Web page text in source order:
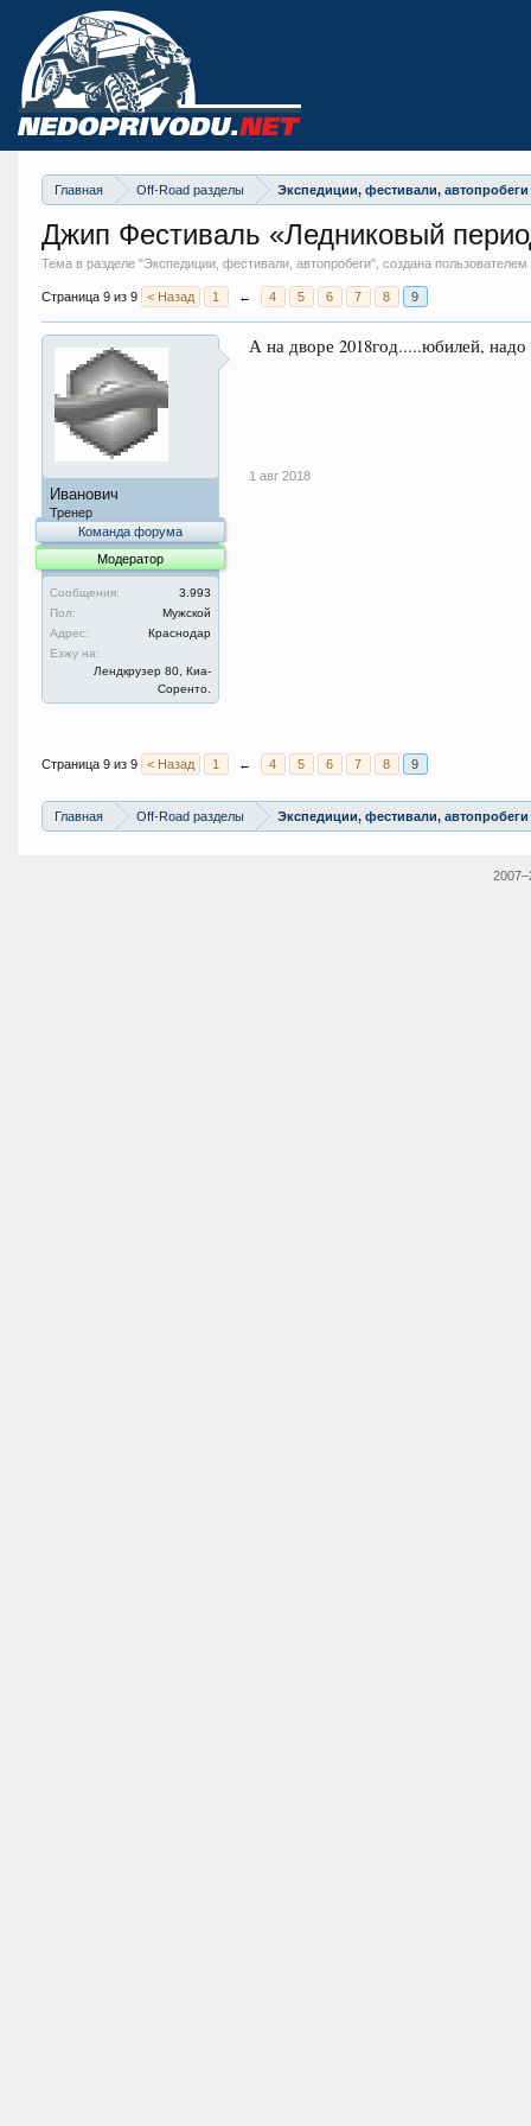
Главная Off-Road разделы Экспедиции, фестивали, автопробеги
Джип Фестиваль «Ледниковый
Тема в разделе "Экспедиции, фестивали, автопробеги", создана
Страница 9 из 9 < Назад 1 ← 4 5 6 7 8 9
Иванович
Тренер
Команда форума
Модератор
Сообщения:
3.993
Пол:
Мужской
Адрес:
Краснодар
Езжу на:
Лендкрузер 80, Киа-
Соренто.
А на дворе 2018год.....юбилей,
1 авг 2018
Страница 9 из 9 < Назад 1 ← 4 5 6 7 8 9
Главная Off-Road разделы Экспедиции, фестивали, автопробеги
2007–